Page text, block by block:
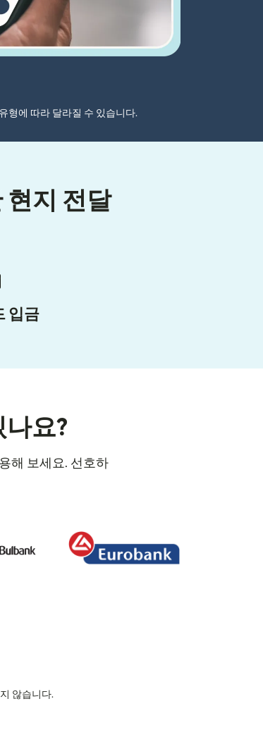
형에 따라 달라질 수 있습니다.
현지 전달
입금
나요?
해 보세요. 선호하
않습니다.